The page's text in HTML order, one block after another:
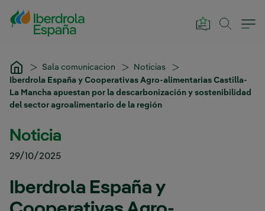
Saltar al contenido principal
Sala comunicacion
Noticias
Iberdrola España y Cooperativas Agro-alimentarias Castilla-
La Mancha apuestan por la descarbonización y sostenibilidad
del sector agroalimentario de la región
Noticia
29/10/2025
Iberdrola España y